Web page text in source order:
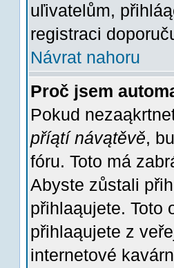
uľivatelům,
registraci
Návrat nahoru
Proč jsem
Pokud
příątí návątěvě,
fóru. Toto má
Abyste zůstali
přihlaąujete. Toto
přihlaąujete z
internetové